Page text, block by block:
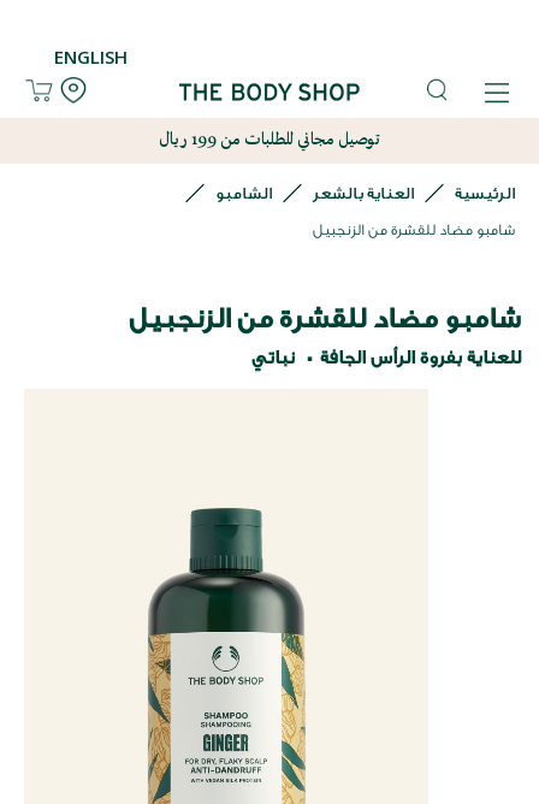
ENGLISH
توصيل مجاني للطلبات من 199 ريال
الرئيسية العناية بالشعر الشامبو
شامبو مضاد للقشرة من الزنجبيل
شامبو مضاد للقشرة من الزنجبيل
للعناية بفروة الرأس الجافة نباتي